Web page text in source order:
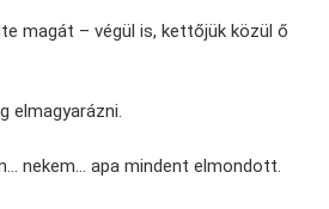
magát – végül is, kettőjük közül ő
elmagyarázni.
nekem… apa mindent elmondott.